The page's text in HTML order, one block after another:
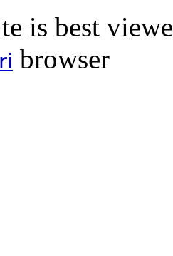
is best
browser